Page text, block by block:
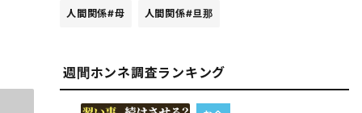
人間関係#母 人間関係#旦那
週間ホンネ調査ランキング